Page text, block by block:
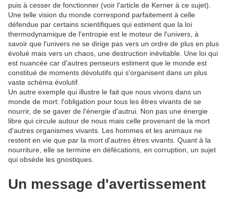
puis à cesser de fonctionner (voir l'article de Kerner à ce sujet).
Une telle vision du monde correspond parfaitement à celle
défendue par certains scientifiques qui estiment que la loi
thermodynamique de l'entropie est le moteur de l'univers, à
savoir que l'univers ne se dirige pas vers un ordre de plus en plus
évolué mais vers un chaos, une destruction inévitable. Une loi qui
est nuancée car d'autres penseurs estiment que le monde est
constitué de moments dévolutifs qui s'organisent dans un plus
vaste schéma évolutif.
Un autre exemple qui illustre le fait que nous vivons dans un
monde de mort: l'obligation pour tous les êtres vivants de se
nourrir, de se gaver de l'énergie d'autrui. Non pas une énergie
libre qui circule autour de nous mais celle provenant de la mort
d'autres organismes vivants. Les hommes et les animaux ne
restent en vie que par la mort d'autres êtres vivants. Quant à la
nourriture, elle se termine en défécations, en corruption, un sujet
qui obsède les gnostiques.
Un message d'avertissement